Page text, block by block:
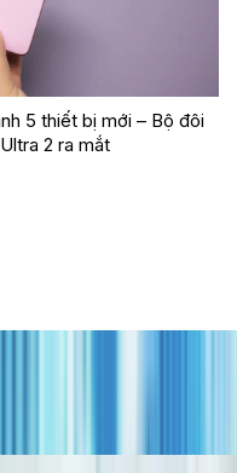
5 thiết bị mới – Bộ đôi
2 ra mắt